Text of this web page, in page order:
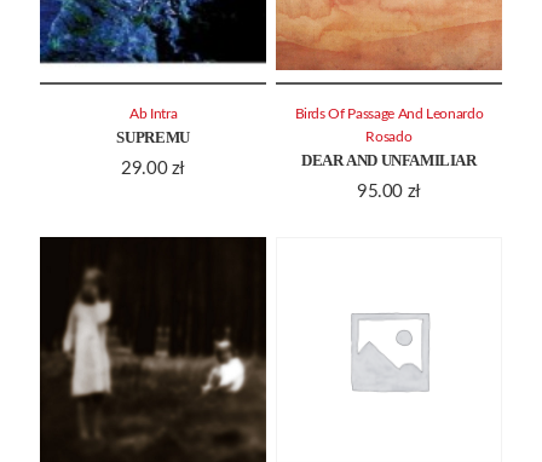
SUPREMU
29.00 zł
Ab Intra
DEAR AND UNFAMILIAR
95.00 zł
Birds Of Passage And Leonardo
Rosado